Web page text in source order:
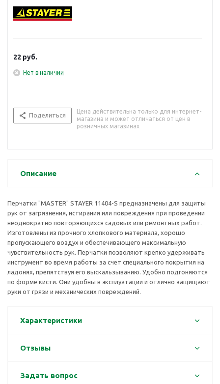
22 руб.
Нет в наличии
Поделиться
Цена действительна только для интернет-
магазина и может отличаться от цен в
розничных магазинах
Описание
Перчатки "МASTER" STAYER 11404-S предназначены для защиты
рук от загрязнения, истирания или повреждения при проведении
неоднократно повторяющихся садовых или ремонтных работ.
Изготовлены из прочного хлопкового материала, хорошо
пропускающего воздух и обеспечивающего максимальную
чувствительность рук. Перчатки позволяют крепко удерживать
инструмент во время работы за счет специального покрытия на
ладонях, препятствуя его выскальзыванию. Удобно подгоняются
по форме кисти. Они удобны в эксплуатации и отлично защищают
руки от грязи и механических повреждений.
Характеристики
Отзывы
Задать вопрос